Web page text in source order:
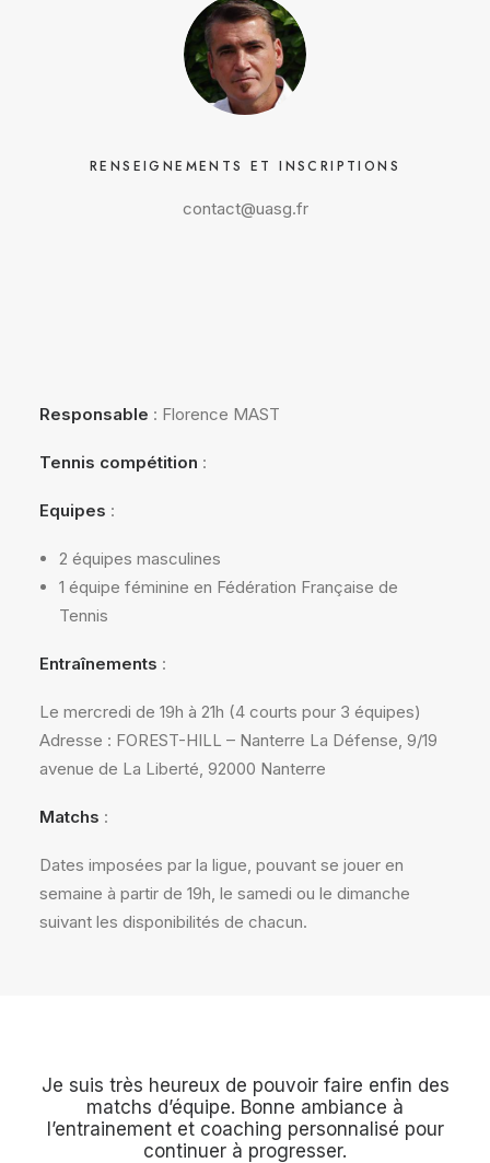
RENSEIGNEMENTS ET INSCRIPTIONS
contact@uasg.fr
Responsable : Florence MAST
Tennis compétition :
Equipes :
2 équipes masculines
1 équipe féminine en Fédération Française de
Tennis
Entraînements :
Le mercredi de 19h à 21h (4 courts pour 3 équipes)
Adresse : FOREST-HILL – Nanterre La Défense, 9/19
avenue de La Liberté, 92000 Nanterre
Matchs :
Dates imposées par la ligue, pouvant se jouer en
semaine à partir de 19h, le samedi ou le dimanche
suivant les disponibilités de chacun.
Je suis très heureux de pouvoir faire enfin des
matchs d’équipe. Bonne ambiance à
l’entrainement et coaching personnalisé pour
continuer à progresser.